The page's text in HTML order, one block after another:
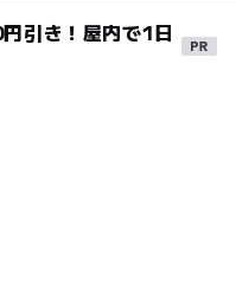
引き！屋内で1日